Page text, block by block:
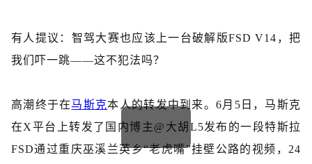
有人提议：智驾大赛也应该上一台破解版FSD V14，把
我们吓一跳——这不犯法吗？
高潮终于在马斯克本人的转发中到来。 6月5日，马斯克
在X平台上转发了国内博主@大胡L5发布的一段特斯拉
FSD通过重庆巫溪兰英乡“老虎嘴”挂壁公路的视频， 24